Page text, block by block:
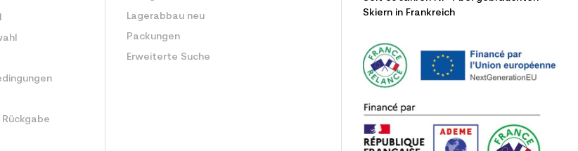
Lagerabbau neu
Packungen
Erweiterte Suche
Skiern in Frankreich